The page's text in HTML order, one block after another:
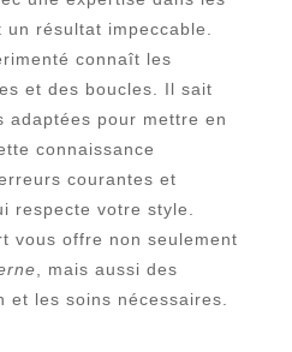
un résultat impeccable.
connaît les
et des boucles. Il sait
adaptées pour mettre en
connaissance
courantes et
respecte votre style.
vous offre non seulement
, mais aussi des
et les soins nécessaires.